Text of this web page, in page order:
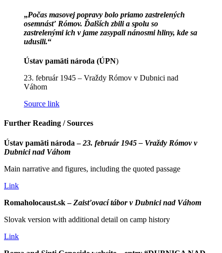
„Počas masovej popravy bolo priamo zastrelených
osemnásť Rómov. Ďalších zbili a spolu so
zastrelenými ich v jame zasypali nánosmi hliny, kde sa
udusili.“
Ústav pamäti národa (ÚPN)
23. február 1945 – Vraždy Rómov v Dubnici nad
Váhom
Source link
Further Reading / Sources
Ústav pamäti národa –23. február 1945 – Vraždy Rómov v
Dubnici nad Váhom
Main narrative and figures, including the quoted passage
Link
Romaholocaust.sk –Zaisťovací tábor v Dubnici nad Váhom
Slovak version with additional detail on camp history
Link